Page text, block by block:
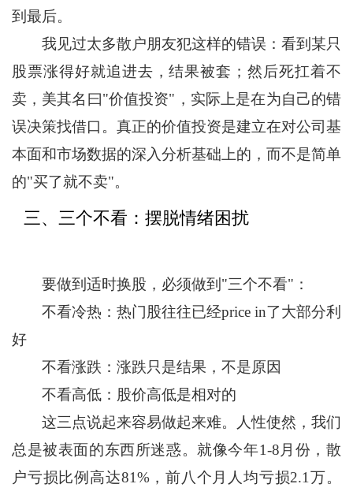
到最后。
我见过太多散户朋友犯这样的错误：看到某只
股票涨得好就追进去，结果被套；然后死扛着不
卖，美其名曰"价值投资"，实际上是在为自己的错
误决策找借口。真正的价值投资是建立在对公司基
本面和市场数据的深入分析基础上的，而不是简单
的"买了就不卖"。
三、三个不看：摆脱情绪困扰
要做到适时换股，必须做到"三个不看"：
不看冷热：热门股往往已经price in了大部分利
好
不看涨跌：涨跌只是结果，不是原因
不看高低：股价高低是相对的
这三点说起来容易做起来难。人性使然，我们
总是被表面的东西所迷惑。就像今年1-8月份，散
户亏损比例高达81%，前八个月人均亏损2.1万。